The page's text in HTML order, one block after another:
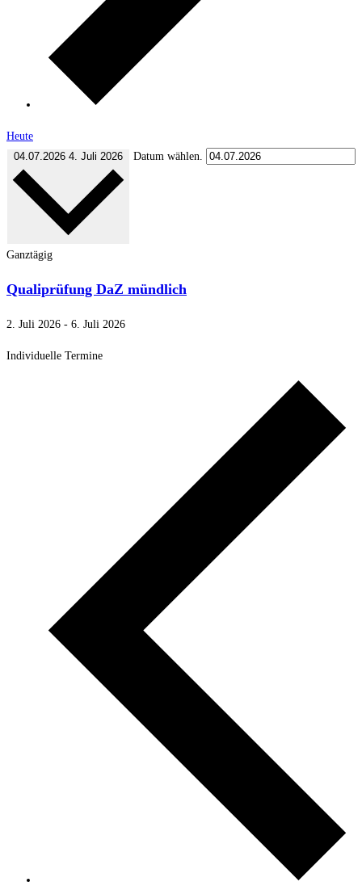
Heute
04.07.2026 4. Juli 2026 Datum wählen.
Ganztägig
Qualiprüfung DaZ mündlich
2. Juli 2026 - 6. Juli 2026
Individuelle Termine